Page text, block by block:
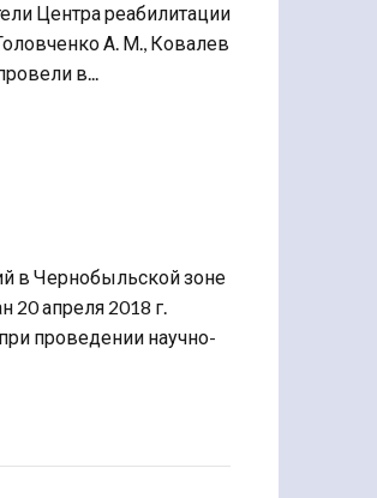
Центра реабилитации
А. М., Ковалев
в...
в Чернобыльской зоне
20 апреля 2018 г.
проведении научно-